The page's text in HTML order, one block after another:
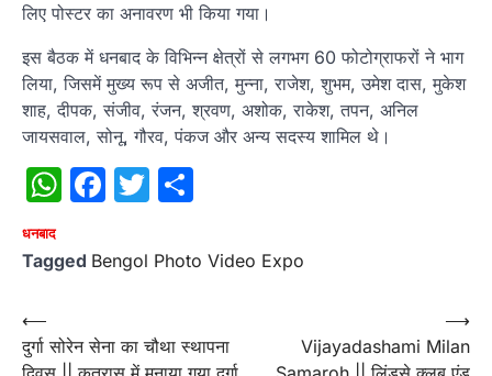
लिए पोस्टर का अनावरण भी किया गया।
इस बैठक में धनबाद के विभिन्न क्षेत्रों से लगभग 60 फोटोग्राफरों ने भाग
लिया, जिसमें मुख्य रूप से अजीत, मुन्ना, राजेश, शुभम, उमेश दास, मुकेश
शाह, दीपक, संजीव, रंजन, श्रवण, अशोक, राकेश, तपन, अनिल
जायसवाल, सोनू, गौरव, पंकज और अन्य सदस्य शामिल थे।
WhatsApp
Facebook
Twitter
धनबाद
Tagged Bengol Photo Video Expo
Post
navigation
⟵
दुर्गा सोरेन सेना का चौथा स्थापना
Vijayadashami Milan
⟶